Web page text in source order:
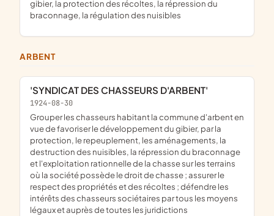
gibier, la protection des récoltes, la répression du
braconnage, la régulation des nuisibles
ARBENT
'SYNDICAT DES CHASSEURS D'ARBENT'
1924-08-30
grouper les chasseurs habitant la commune d'arbent en
vue de favoriser le développement du gibier, par la
protection, le repeuplement, les aménagements, la
destruction des nuisibles, la répression du braconnage
et l'exploitation rationnelle de la chasse sur les terrains
où la société possède le droit de chasse ; assurer le
respect des propriétés et des récoltes ; défendre les
intérêts des chasseurs sociétaires par tous les moyens
légaux et auprès de toutes les juridictions